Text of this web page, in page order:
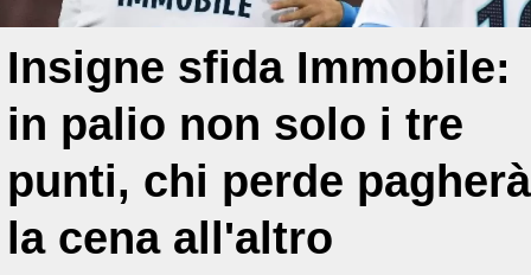
Insigne sfida Immobile:
in palio non solo i tre
punti, chi perde pagherà
la cena all'altro